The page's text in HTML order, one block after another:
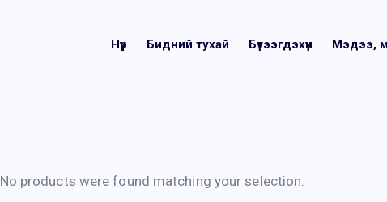
Нүүр Бидний тухай Бүтээгдэхүүн Мэдээ,
No products were found matching your selection.